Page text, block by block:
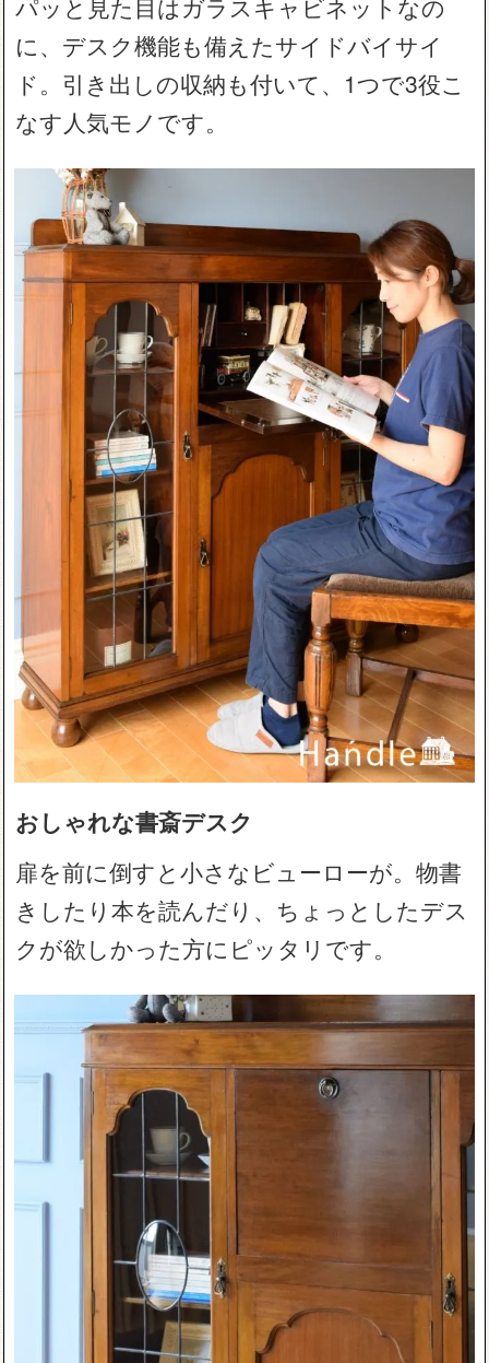
に、デスク機能も備えたサイドバイサイ
ド。引き出しの収納も付いて、1つで3役こ
なす人気モノです。
おしゃれな書斎デスク
扉を前に倒すと小さなビューローが。物書
きしたり本を読んだり、ちょっとしたデス
クが欲しかった方にピッタリです。